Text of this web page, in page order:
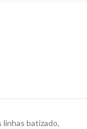
batizado,